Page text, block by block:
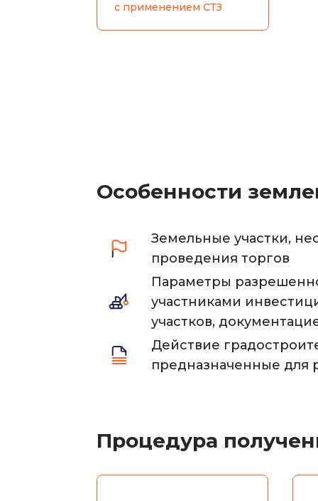
с применением СТЗ
Особенности
Земельные участки,
проведения торгов
Параметры
участниками
участков,
Действие
предназначенные для
Процедура